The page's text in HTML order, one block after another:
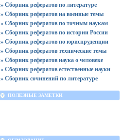
» Сборник рефератов по литературе
» Сборник рефератов на военные темы
» Сборник рефератов по точным наукам
» Сборник рефератов по истории России
» Сборник рефератов по юриспруденции
» Сборник рефератов технические темы
» Сборник рефератов наука о человеке
» Сборник рефератов естественные науки
» Сборник сочинений по литературе
ПОЛЕЗНЫЕ ЗАМЕТКИ